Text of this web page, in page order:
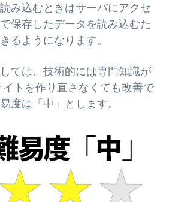
み込むときはサーバにアクセ
保存したデータを読み込むた
るようになります。
ては、技術的には専門知識が
トを作り直さなくても改善で
度は「中」とします。